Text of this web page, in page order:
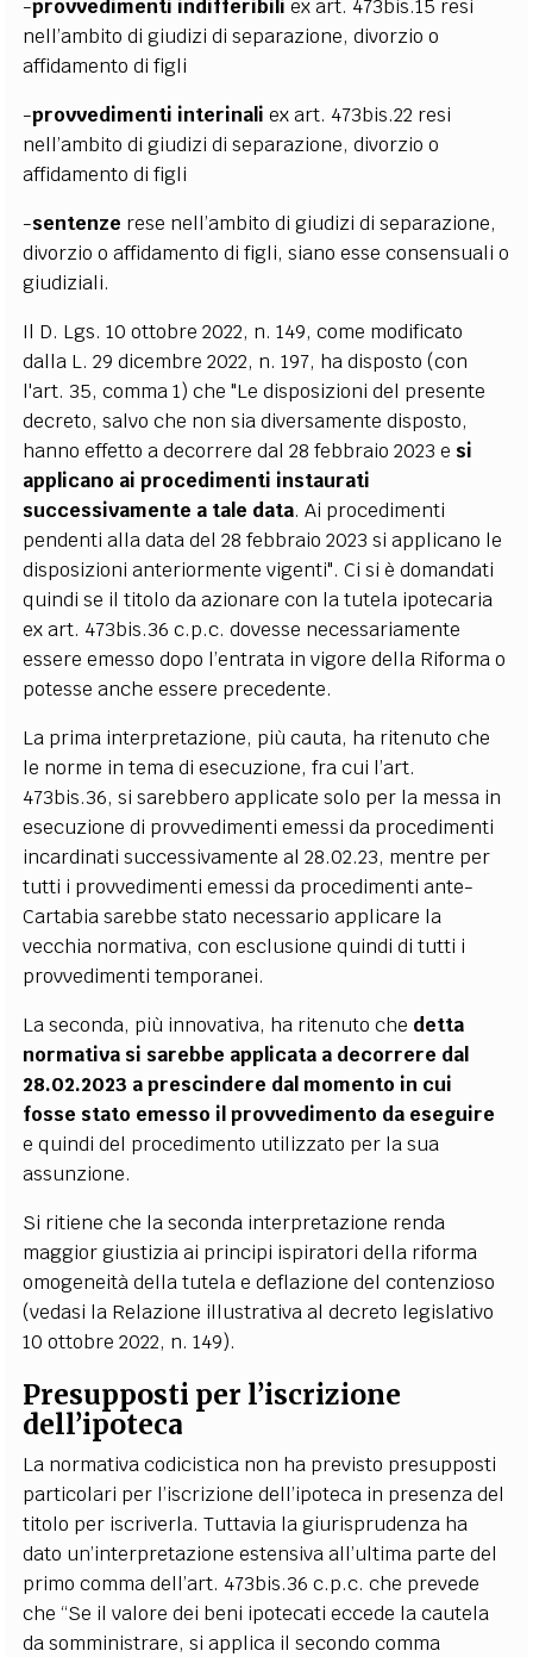
-provvedimenti indifferibili ex art. 473bis.15 resi
nell’ambito di giudizi di separazione, divorzio o
affidamento di figli
-provvedimenti interinali ex art. 473bis.22 resi
nell’ambito di giudizi di separazione, divorzio o
affidamento di figli
-sentenze rese nell’ambito di giudizi di separazione,
divorzio o affidamento di figli, siano esse consensuali o
giudiziali.
Il D. Lgs. 10 ottobre 2022, n. 149, come modificato
dalla L. 29 dicembre 2022, n. 197, ha disposto (con
l'art. 35, comma 1) che "Le disposizioni del presente
decreto, salvo che non sia diversamente disposto,
hanno effetto a decorrere dal 28 febbraio 2023 e si
applicano ai procedimenti instaurati
successivamente a tale data. Ai procedimenti
pendenti alla data del 28 febbraio 2023 si applicano le
disposizioni anteriormente vigenti". Ci si è domandati
quindi se il titolo da azionare con la tutela ipotecaria
ex art. 473bis.36 c.p.c. dovesse necessariamente
essere emesso dopo l’entrata in vigore della Riforma o
potesse anche essere precedente.
La prima interpretazione, più cauta, ha ritenuto che
le norme in tema di esecuzione, fra cui l’art.
473bis.36, si sarebbero applicate solo per la messa in
esecuzione di provvedimenti emessi da procedimenti
incardinati successivamente al 28.02.23, mentre per
tutti i provvedimenti emessi da procedimenti ante-
Cartabia sarebbe stato necessario applicare la
vecchia normativa, con esclusione quindi di tutti i
provvedimenti temporanei.
La seconda, più innovativa, ha ritenuto che detta
normativa si sarebbe applicata a decorrere dal
28.02.2023 a prescindere dal momento in cui
fosse stato emesso il provvedimento da eseguire
e quindi del procedimento utilizzato per la sua
assunzione.
Si ritiene che la seconda interpretazione renda
maggior giustizia ai principi ispiratori della riforma
omogeneità della tutela e deflazione del contenzioso
(vedasi la Relazione illustrativa al decreto legislativo
10 ottobre 2022, n. 149).
Presupposti per l’iscrizione
dell’ipoteca
La normativa codicistica non ha previsto presupposti
particolari per l’iscrizione dell’ipoteca in presenza del
titolo per iscriverla. Tuttavia la giurisprudenza ha
dato un’interpretazione estensiva all’ultima parte del
primo comma dell’art. 473bis.36 c.p.c. che prevede
che “Se il valore dei beni ipotecati eccede la cautela
da somministrare, si applica il secondo comma